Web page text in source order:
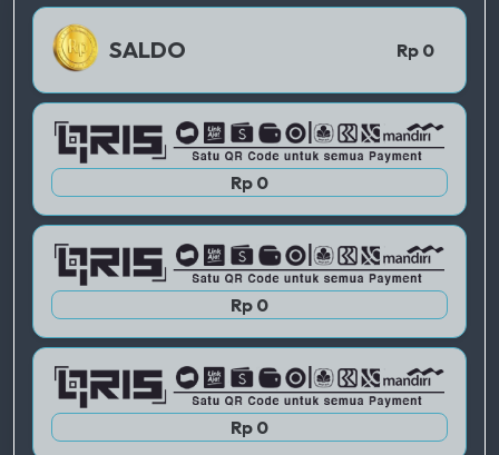
SALDO Rp 0
Rp 0
QRIS 1
Rp 0
QRIS 2
Rp 0
QRIS 3